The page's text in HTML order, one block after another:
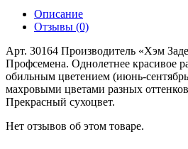
Описание
Отзывы (0)
Арт. 30164 Производитель «Хэм
Профсемена. Однолетнее красивое
обильным цветением (июнь-
махровыми цветами разных
Прекрасный сухоцвет.
Нет отзывов об этом товаре.